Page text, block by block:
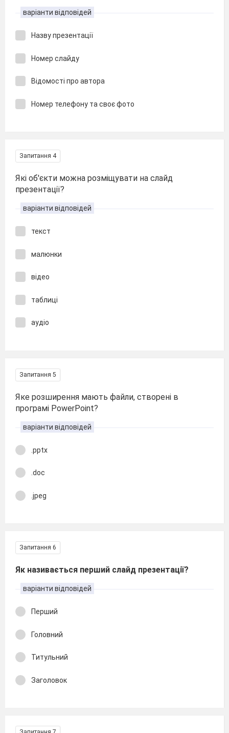
варіанти відповідей
Назву презентації
Номер слайду
Відомості про автора
Номер телефону та своє фото
Запитання 4
Які об'єкти можна розміщувати на слайд
презентації?
варіанти відповідей
текст
малюнки
відео
таблиці
аудіо
Запитання 5
Яке розширення мають файли, створені в
програмі PowerPoint?
варіанти відповідей
.pptx
.doc
.jpeg
Запитання 6
Як називається перший слайд презентації?
варіанти відповідей
Перший
Головний
Титульний
Заголовок